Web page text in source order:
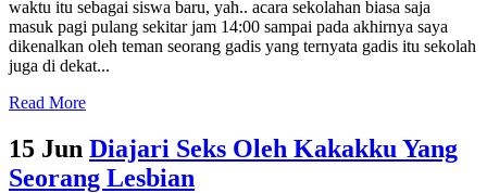
waktu itu sebagai siswa baru, yah.. acara sekolahan biasa saja
masuk pagi pulang sekitar jam 14:00 sampai pada akhirnya saya
dikenalkan oleh teman seorang gadis yang ternyata gadis itu sekolah
juga di dekat...
Read More
15 Jun Diajari Seks Oleh Kakakku Yang
Seorang Lesbian